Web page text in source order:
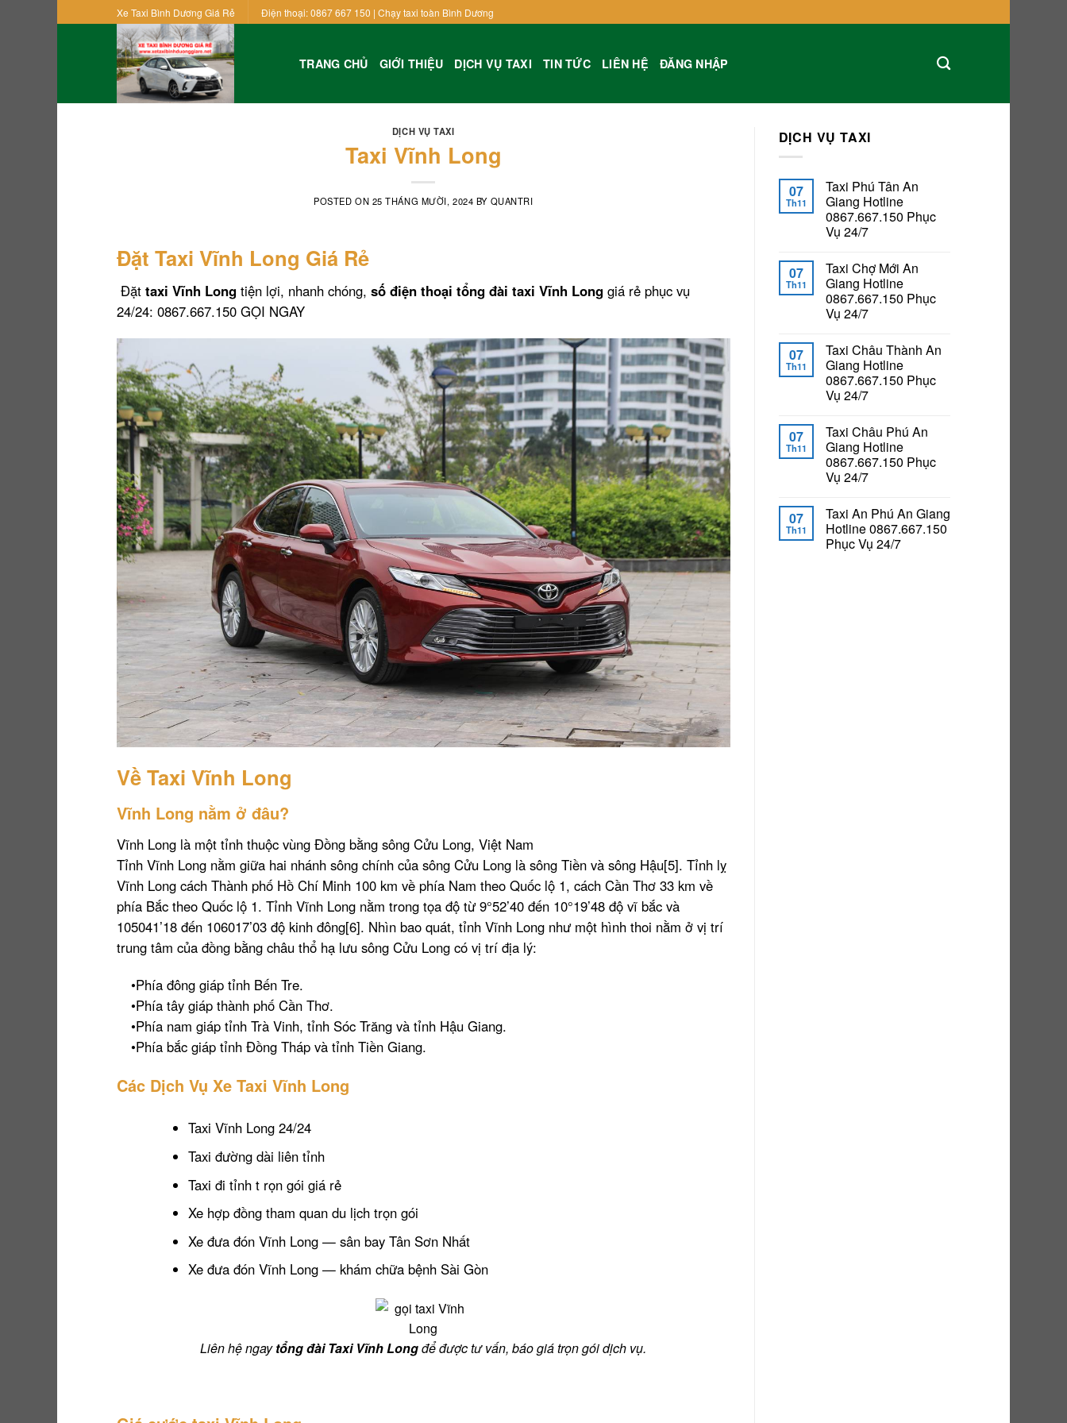
to
Xe Taxi Bình Dương Giá Rẻ Điện thoại: 0867 667 150 | Chạy taxi toàn Bình Dương
TRANG CHỦ GIỚI THIỆU DỊCH VỤ TAXI TIN TỨC LIÊN HỆ ĐĂNG NHẬP
DỊCH VỤ TAXI
Taxi Vĩnh Long
POSTED ON 25 THÁNG MƯỜI, 2024 BY QUANTRI
Đặt Taxi Vĩnh Long Giá Rẻ
Đặt taxi Vĩnh Long tiện lợi, nhanh chóng, số điện thoại tổng đài taxi Vĩnh Long giá rẻ phục vụ
24/24: 0867.667.150 GỌI NGAY
Về Taxi Vĩnh Long
Vĩnh Long nằm ở đâu?
Vĩnh Long là một tỉnh thuộc vùng Đồng bằng sông Cửu Long, Việt Nam
Tỉnh Vĩnh Long nằm giữa hai nhánh sông chính của sông Cửu Long là sông Tiền và sông Hậu[5]. Tỉnh lỵ
Vĩnh Long cách Thành phố Hồ Chí Minh 100 km về phía Nam theo Quốc lộ 1, cách Cần Thơ 33 km về
phía Bắc theo Quốc lộ 1. Tỉnh Vĩnh Long nằm trong tọa độ từ 9°52’40 đến 10°19’48 độ vĩ bắc và
105041’18 đến 106017’03 độ kinh đông[6]. Nhìn bao quát, tỉnh Vĩnh Long như một hình thoi nằm ở vị trí
trung tâm của đồng bằng châu thổ hạ lưu sông Cửu Long có vị trí địa lý:
•Phía đông giáp tỉnh Bến Tre.
•Phía tây giáp thành phố Cần Thơ.
•Phía nam giáp tỉnh Trà Vinh, tỉnh Sóc Trăng và tỉnh Hậu Giang.
•Phía bắc giáp tỉnh Đồng Tháp và tỉnh Tiền Giang.
Các Dịch Vụ Xe Taxi Vĩnh Long
Taxi Vĩnh Long 24/24
Taxi đường dài liên tỉnh
Taxi đi tỉnh t rọn gói giá rẻ
Xe hợp đồng tham quan du lịch trọn gói
Xe đưa đón Vĩnh Long — sân bay Tân Sơn Nhất
Xe đưa đón Vĩnh Long — khám chữa bệnh Sài Gòn
Liên hệ ngaytổng đài Taxi Vĩnh Longđể được tư vấn, báo giá trọn gói dịch vụ.
DỊCH VỤ TAXI
07
Th11
Taxi Phú Tân An
Giang Hotline
0867.667.150 Phục
Vụ 24/7
07
Th11
Taxi Chợ Mới An
Giang Hotline
0867.667.150 Phục
Vụ 24/7
07
Th11
Taxi Châu Thành An
Giang Hotline
0867.667.150 Phục
Vụ 24/7
07
Th11
Taxi Châu Phú An
Giang Hotline
0867.667.150 Phục
Vụ 24/7
07
Th11
Taxi An Phú An Giang
Hotline 0867.667.150
Phục Vụ 24/7